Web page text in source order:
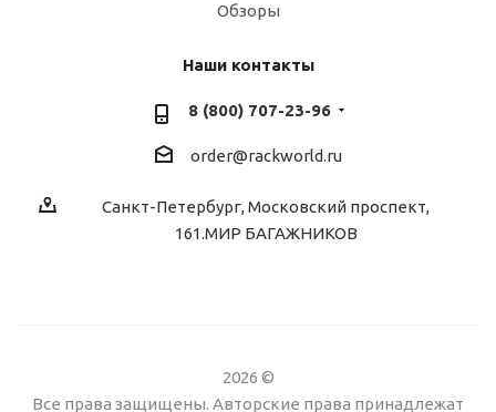
Обзоры
Наши контакты
8 (800) 707-23-96
order@rackworld.ru
Санкт-Петербург, Московский проспект,
161.МИР БАГАЖНИКОВ
2026 ©
Все права защищены. Авторские права принадлежат